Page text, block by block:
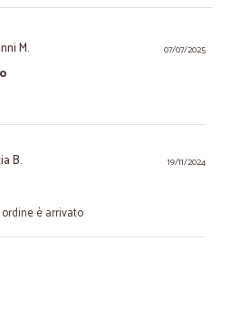
07/07/2025
M.
19/11/2024
B.
è arrivato